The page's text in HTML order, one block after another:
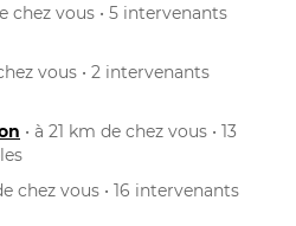
chez vous • 5 intervenants
vous • 2 intervenants
• à 21 km de chez vous • 13
chez vous • 16 intervenants